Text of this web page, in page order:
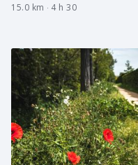
15.0 km 4 h 30